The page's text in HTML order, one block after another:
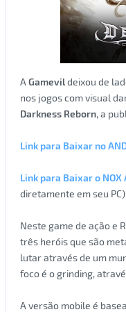
A Gamevildeixou de
nos jogos com visual
Darkness Reborn, a
Link para Baixar no
Link para Baixar o NOX
diretamente em seu PC)
Neste game de ação e
três heróis que são
lutar através de um
foco é o grinding,
A versão mobile é